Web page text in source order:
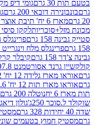
200 גרם
גוסי ג'ל בקבוק
פלסטיק
לקקן סיסי סטיקס פינגווין
פרינגלס הכל בייגל 158 גרם
מלח וינגרייט 158 גרם
קיבלר קרקר שמינייה
197.8 גרם
12 יח' 331.2 גרם
12 יח' 441.6 גרם
נוטלה 200 גרם
גולון טווינס
250ג'
גולון דיאג'סטיב מוזלי 365ג'
בטעמים שונים 40 יחידות 328 גרם